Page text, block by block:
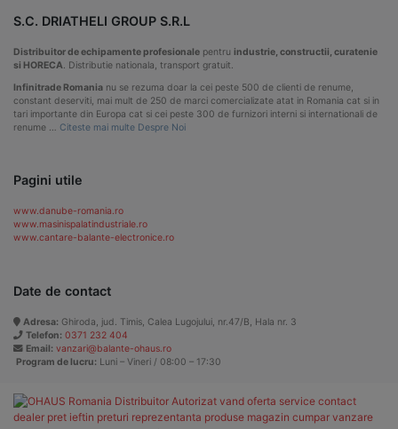
S.C. DRIATHELI GROUP S.R.L
Distribuitor de echipamente profesionale pentru industrie, constructii, curatenie
si HORECA . Distributie nationala, transport gratuit.
Infinitrade Romania nu se rezuma doar la cei peste 500 de clienti de renume,
constant deserviti, mai mult de 250 de marci comercializate atat in Romania cat si in
tari importante din Europa cat si cei peste 300 de furnizori interni si internationali de
renume … Citeste mai multe Despre Noi
Pagini utile
www.danube-romania.ro
www.masinispalatindustriale.ro
www.cantare-balante-electronice.ro
Date de contact
Adresa: Ghiroda, jud. Timis, Calea Lugojului, nr.47/B, Hala nr. 3
Telefon: 0371 232 404
Email: vanzari@balante-ohaus.ro
Program de lucru: Luni – Vineri / 08:00 – 17:30